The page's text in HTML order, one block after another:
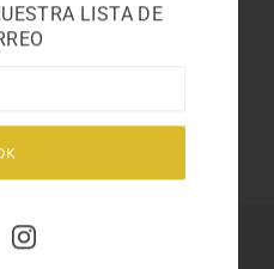
LISTA DE